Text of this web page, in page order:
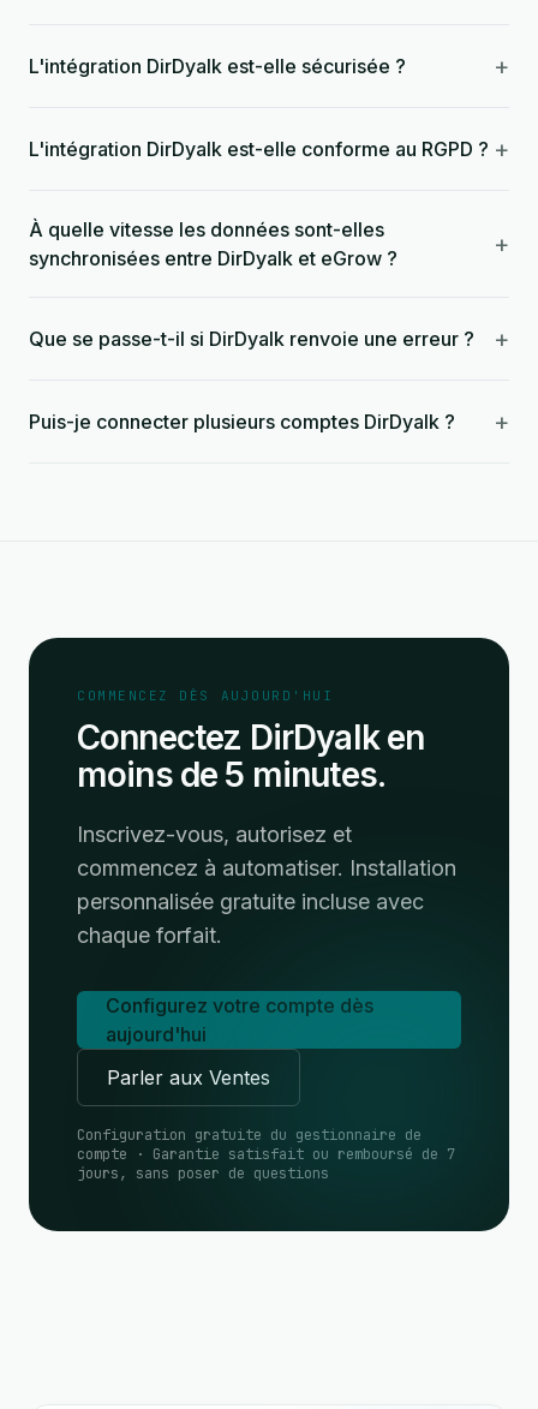
L'intégration DirDyalk est-elle sécurisée ? +
L'intégration DirDyalk est-elle conforme au RGPD ? +
À quelle vitesse les données sont-elles
synchronisées entre DirDyalk et eGrow ?
+
Que se passe-t-il si DirDyalk renvoie une erreur ? +
Puis-je connecter plusieurs comptes DirDyalk ? +
COMMENCEZ DÈS AUJOURD'HUI
Connectez DirDyalk en
moins de 5 minutes.
Inscrivez-vous, autorisez et
commencez à automatiser. Installation
personnalisée gratuite incluse avec
chaque forfait.
Configurez votre compte dès
aujourd'hui
Parler aux Ventes
Configuration gratuite du gestionnaire de
compte · Garantie satisfait ou remboursé de 7
jours, sans poser de questions